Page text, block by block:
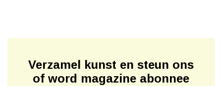
Verzamel kunst en steun ons
of word magazine abonnee